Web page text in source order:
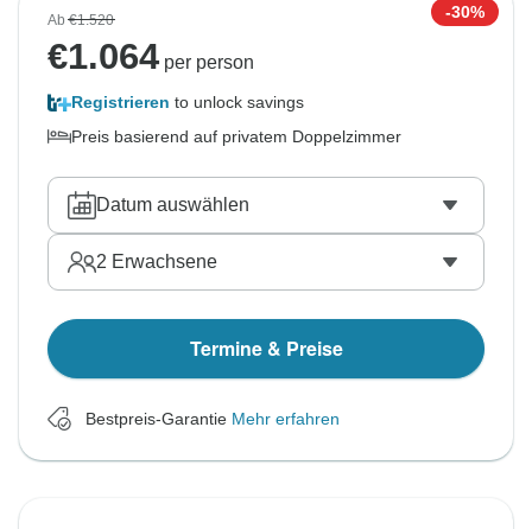
Ab€1.520 -30%
€1.064 per person
Registrieren to unlock savings
Preis basierend auf privatem Doppelzimmer
Datum auswählen
2 Erwachsene
Termine & Preise
Bestpreis-Garantie Mehr erfahren